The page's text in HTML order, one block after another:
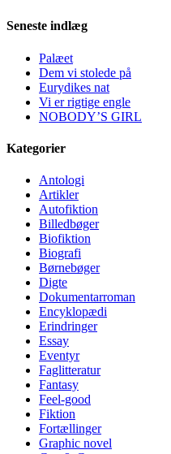
Seneste indlæg
Palæet
Dem vi stolede på
Eurydikes nat
Vi er rigtige engle
NOBODY’S GIRL
Kategorier
Antologi
Artikler
Autofiktion
Billedbøger
Biofiktion
Biografi
Børnebøger
Digte
Dokumentarroman
Encyklopædi
Erindringer
Essay
Eventyr
Faglitteratur
Fantasy
Feel-good
Fiktion
Fortællinger
Graphic novel